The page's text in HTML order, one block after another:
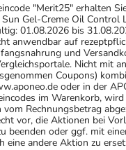
"Merit25" erhalten
Gel-Creme Oil Control
01.08.2026 bis
anwendbar auf
und
Nicht mit
Coupons)
oder in der
im Warenkorb,
Rechnungsbetrag
vor, die Aktionen bei
beenden oder ggf. mit
eine andere Aktion zu